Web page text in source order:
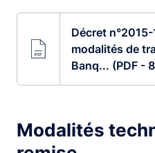
Décret
modalités de
Banq... (PDF -
Modalités